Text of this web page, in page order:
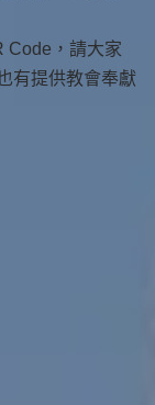
Code，請大家
有提供教會奉獻